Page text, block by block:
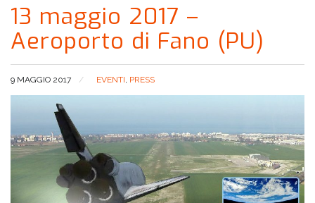
13 maggio 2017 –
Aeroporto di Fano (PU)
9 MAGGIO 2017 EVENTI, PRESS